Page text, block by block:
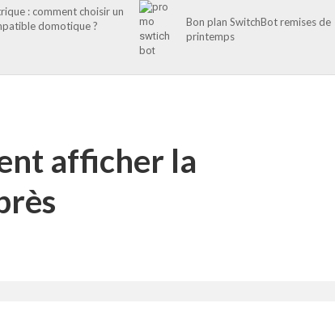
: comment choisir un
domotique ?
Bon plan SwitchBot remises de
printemps
afficher la